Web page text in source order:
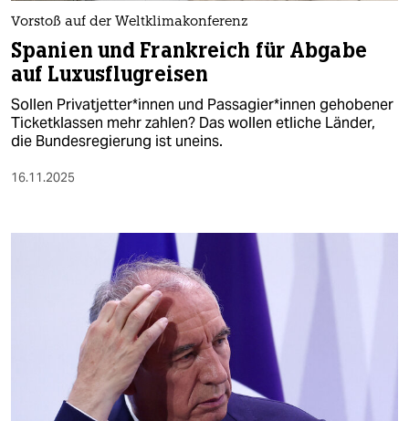
wahrheit
verlag
verlag
fragen & hilfe
unterstützen
genossenschaft
epaper login
Vorstoß auf der Weltklimakonferenz
Spanien und Frankreich für Abgabe
auf Luxusflugreisen
Sollen Pri­vat­jet­te­r*in­nen und Pas­sa­gie­r*in­nen gehobener
Ticketklassen mehr zahlen? Das wollen etliche Länder,
die Bundesregierung ist uneins.
16.11.2025